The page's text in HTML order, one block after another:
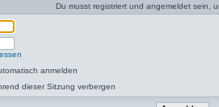
Du musst registriert und angemeldet sein,
anmelden
dieser Sitzung verbergen